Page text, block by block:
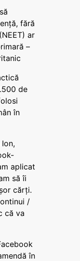
fără
ar
–
de
în
aplicat
să îi
cărți.
/
că va
în